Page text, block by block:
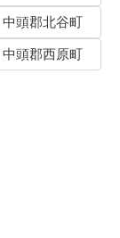
中頭郡北谷町
中頭郡西原町